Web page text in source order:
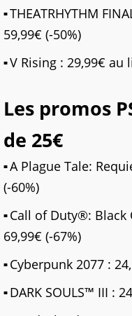
THEATRHYTHM
59,99€ (-50%)
V Rising : 29,99€ au
Les promos
de 25€
A Plague Tale:
(-60%)
Call of Duty®: Black
69,99€ (-67%)
Cyberpunk 2077 :
DARK SOULS™ III :